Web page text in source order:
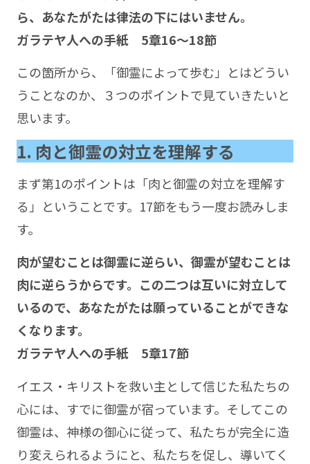
ら、あなたがたは律法の下にはいません。
ガラテヤ人への手紙 5章16～18節
この箇所から、「御霊によって歩む」とはどうい
うことなのか、３つのポイントで見ていきたいと
思います。
1. 肉と御霊の対立を理解する
まず第1のポイントは「肉と御霊の対立を理解す
る」ということです。17節をもう一度お読みしま
す。
肉が望むことは御霊に逆らい、御霊が望むことは
肉に逆らうからです。この二つは互いに対立して
いるので、あなたがたは願っていることができな
くなります。
ガラテヤ人への手紙 5章17節
イエス・キリストを救い主として信じた私たちの
心には、すでに御霊が宿っています。そしてこの
御霊は、神様の御心に従って、私たちが完全に造
り変えられるようにと、私たちを促し、導いてく